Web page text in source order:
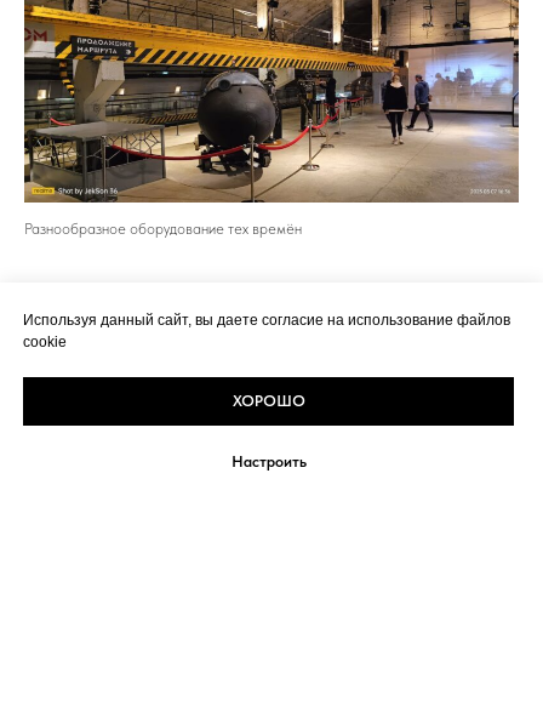
Разнообразное оборудование тех времён
Всем реально рекомендую.
Используя данный сайт, вы даете согласие на использование файлов
cookie
ХОРОШО
Настроить